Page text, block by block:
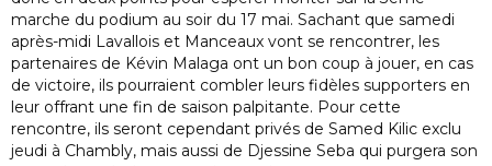
marche du podium au soir du 17 mai. Sachant que samedi
après-midi Lavallois et Manceaux vont se rencontrer, les
partenaires de Kévin Malaga ont un bon coup à jouer, en cas
de victoire, ils pourraient combler leurs fidèles supporters en
leur offrant une fin de saison palpitante. Pour cette
rencontre, ils seront cependant privés de Samed Kilic exclu
jeudi à Chambly, mais aussi de Djessine Seba qui purgera son